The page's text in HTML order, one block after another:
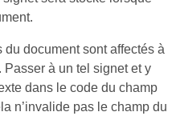
document sont affectés à
à un tel signet et y
dans le code du champ
n’invalide pas le champ du